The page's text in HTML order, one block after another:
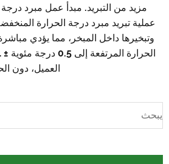
مزيد من التبريد. مبدأ عمل مبرد
عملية تبريد مبرد درجة الحرارة
وتبخيرها داخل المبخر، مما يؤدي
العميل، دون